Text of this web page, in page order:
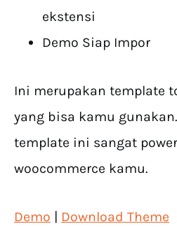
ekstensi
Demo Siap Impor
Ini merupakan template
yang bisa kamu
template ini sangat
woocommerce kamu.
Demo | Download Theme